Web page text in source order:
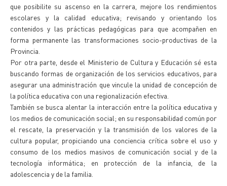
que posibilite su ascenso en la carrera, mejore los rendimientos
escolares y la calidad educativa; revisando y orientando los
contenidos y las prácticas pedagógicas para que acompañen en
forma permanente las transformaciones socio-productivas de la
Provincia.
Por otra parte, desde el Ministerio de Cultura y Educación sé esta
buscando formas de organización de los servicios educativos, para
asegurar una administración que vincule la unidad de concepción de
la política educativa con una regionalización efectiva.
También se busca alentar la interacción entre la política educativa y
los medios de comunicación social; en su responsabilidad común por
el rescate, la preservación y la transmisión de los valores de la
cultura popular, propiciando una conciencia crítica sobre el uso y
consumo de los medios masivos de comunicación social y de la
tecnología informática; en protección de la infancia, de la
adolescencia y de la familia.